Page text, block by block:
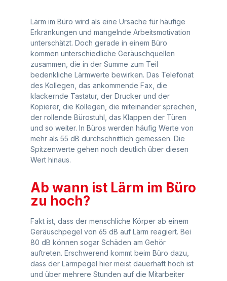
Lärm im Büro wird als eine Ursache für häufige
Erkrankungen und mangelnde Arbeitsmotivation
unterschätzt. Doch gerade in einem Büro
kommen unterschiedliche Geräuschquellen
zusammen, die in der Summe zum Teil
bedenkliche Lärmwerte bewirken. Das Telefonat
des Kollegen, das ankommende Fax, die
klackernde Tastatur, der Drucker und der
Kopierer, die Kollegen, die miteinander sprechen,
der rollende Bürostuhl, das Klappen der Türen
und so weiter. In Büros werden häufig Werte von
mehr als 55 dB durchschnittlich gemessen. Die
Spitzenwerte gehen noch deutlich über diesen
Wert hinaus.
Ab wann ist Lärm im Büro
zu hoch?
Fakt ist, dass der menschliche Körper ab einem
Geräuschpegel von 65 dB auf Lärm reagiert. Bei
80 dB können sogar Schäden am Gehör
auftreten. Erschwerend kommt beim Büro dazu,
dass der Lärmpegel hier meist dauerhaft hoch ist
und über mehrere Stunden auf die Mitarbeiter